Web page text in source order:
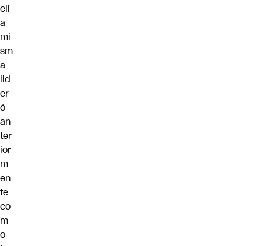
ell
a
mi
sm
a
lid
er
ó
an
ter
ior
m
en
te
co
m
o